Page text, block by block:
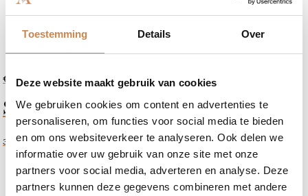
Toestemming Details Over
Deze website maakt gebruik van cookies
We gebruiken cookies om content en advertenties te
personaliseren, om functies voor social media te bieden
en om ons websiteverkeer te analyseren. Ook delen we
informatie over uw gebruik van onze site met onze
partners voor social media, adverteren en analyse. Deze
partners kunnen deze gegevens combineren met andere
€ 48,70 -
Phyto
Comfort
Lotion
aantal
Skin Brightening Gel
35ml